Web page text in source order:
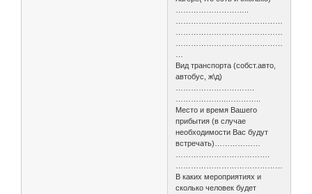
Вид транспорта (собст.авто,
автобус, ж\д)
Место и время Вашего
прибытия (в случае
необходимости Вас будут
встречать)………………
В каких мероприятиях и
сколько человек будет